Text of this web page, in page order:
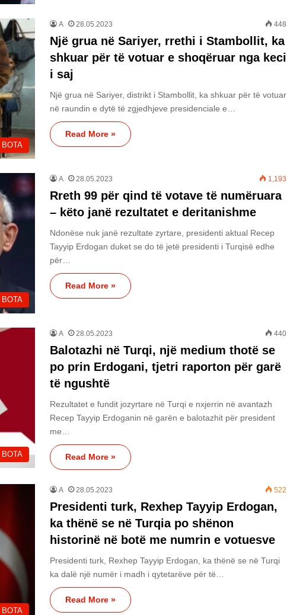
BOTA
A 28.05.2023 448
Një grua në Sariyer, rrethi i Stambollit, ka
shkuar për të votuar e shoqëruar nga keci
i saj
Një grua në Sariyer, distrikt i Stambollit, ka shkuar për të votuar
në raundin e dytë të zgjedhjeve presidenciale e…
Read More »
BOTA
A 28.05.2023 1,193
Rreth 99 për qind të votave të numëruara
– këto janë rezultatet e deritanishme
Ndonëse nuk janë rezultate zyrtare, presidenti aktual Recep
Tayyip Erdogan duket se do të jetë presidenti i Turqisë edhe
për…
Read More »
BOTA
A 28.05.2023 440
Balotazhi në Turqi, një medium thotë se
po prin Erdogani, tjetri raporton për garë
të ngushtë
Rezultatet e fundit jozyrtare në Turqi e nxjerrin në avantazh
Recep Tayyip Erdoganin në garën e balotazhit për president
me…
Read More »
BOTA
A 28.05.2023 522
Presidenti turk, Rexhep Tayyip Erdogan,
ka thënë se në Turqia po shënon
historinë në botë me numrin e votuesve
Presidenti turk, Rexhep Tayyip Erdogan, ka thënë se në Turqi
ka dalë një numër i madh i qytetarëve për të…
Read More »